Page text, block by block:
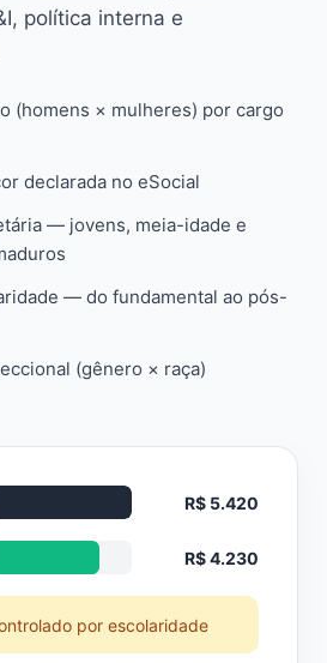
política interna e
(homens × mulheres) por cargo
declarada no eSocial
— jovens, meia-idade e
— do fundamental ao pós-
(gênero × raça)
R$ 5.420
R$ 4.230
por escolaridade